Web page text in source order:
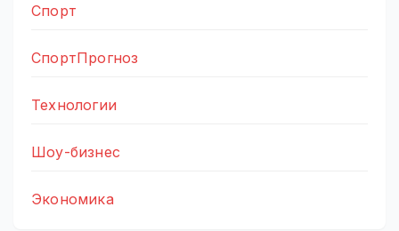
Спорт
СпортПрогноз
Технологии
Шоу-бизнес
Экономика